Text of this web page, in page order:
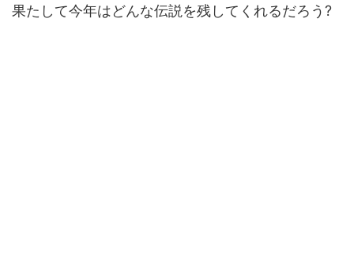
果たして今年はどんな伝説を残してくれるだろう?